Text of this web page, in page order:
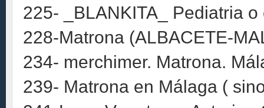
225- _BLANKITA_ Pediatria
228-Matrona (ALBACETE-
234- merchimer. Matrona.
239- Matrona en Málaga (